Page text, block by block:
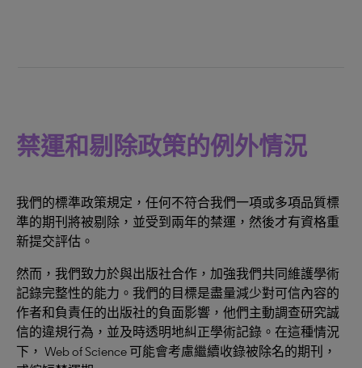
禁運和剔除政策的例外情況
我們的標準政策規定，任何不符合我們一項或多項品質標
準的期刊將被剔除，並受到兩年的禁運，然後才有資格重
新提交評估。
然而，我們致力於與出版社合作，加強我們共同維護學術
記錄完整性的能力。我們的目標是盡量減少對可信內容的
作者和負責任的出版社的負面影響，他們主動調查研究誠
信的違規行為，並及時透明地糾正學術記錄。在這種情況
下， Web of Science 可能會考慮繼續收錄被除名的期刊，